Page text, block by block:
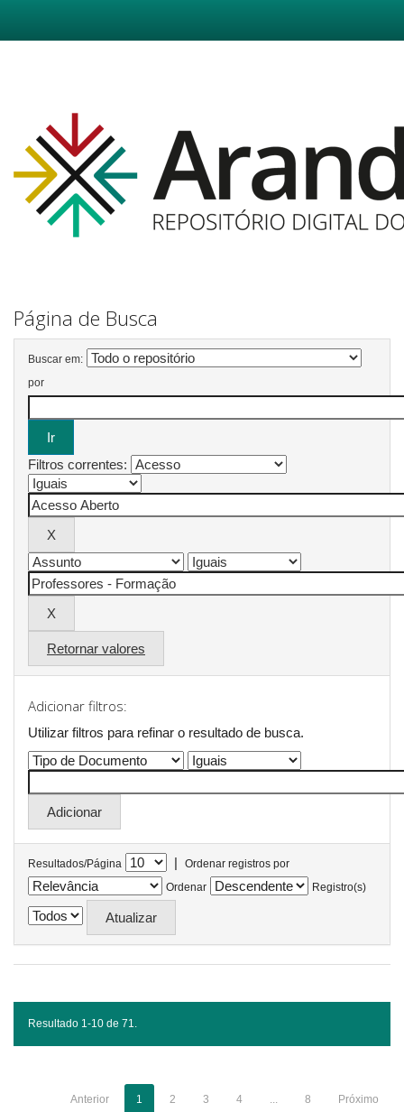
Página de Busca
Buscar em:
por
Filtros correntes:
Retornar valores
Adicionar filtros:
Utilizar filtros para refinar o resultado de busca.
Resultados/Página |
Ordenar registros por
Ordenar
Registro(s)
Resultado 1-10 de 71.
Anterior 1 2 3 4 ... 8 Próximo